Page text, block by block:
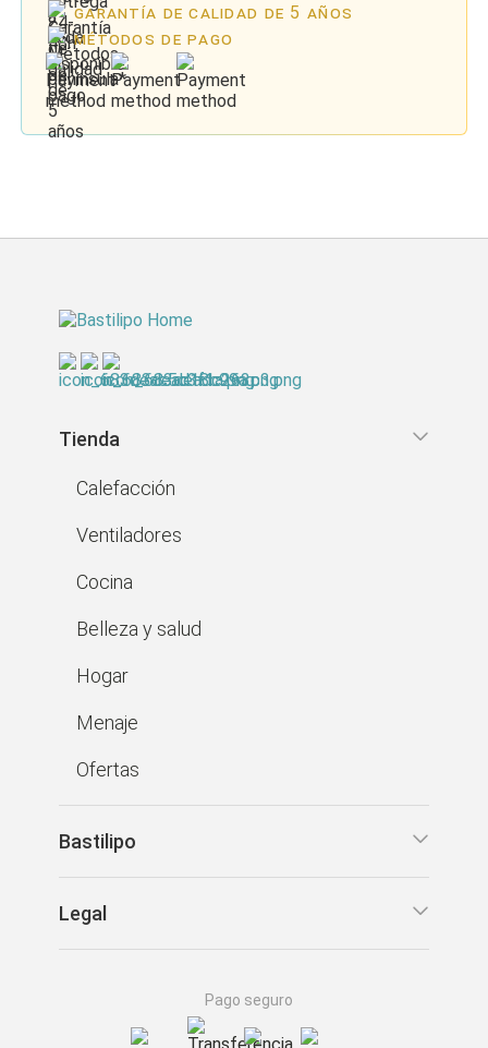
garantía de calidad de 5 años
métodos de pago
Tienda
Calefacción
Ventiladores
Cocina
Belleza y salud
Hogar
Menaje
Ofertas
Bastilipo
Legal
Pago seguro